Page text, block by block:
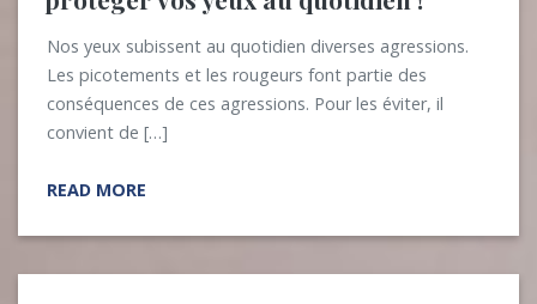
Nos yeux subissent au quotidien diverses agressions.
Les picotements et les rougeurs font partie des
conséquences de ces agressions. Pour les éviter, il
convient de […]
READ MORE